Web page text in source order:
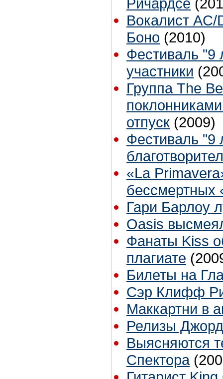
Ричардсе
Вокалист AC/
Боно (2010)
Фестиваль "9
участники
Группа The
отпуск (2009)
Фестиваль "9
«La
бессмертных
Гари Барлоу
Oasis
Фанаты Kiss
плагиате
Билеты на
Сэр Клифф
Маккартни в
Релизы
Выясняются
Спектора